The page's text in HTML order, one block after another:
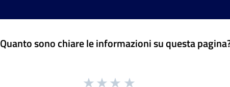
Quanto sono chiare le informazioni su questa